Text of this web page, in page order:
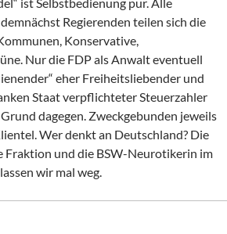
Regierenden teilen sich die
Konservative,
Nur die FDP als Anwalt eventuell
eher Freiheitsliebender und
Staat verpflichteter Steuerzahler
dagegen. Zweckgebunden jeweils
Wer denkt an Deutschland? Die
Fraktion und die BSW-Neurotikerin im
wir mal weg.